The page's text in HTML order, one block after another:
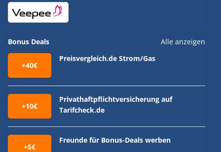
Bonus Deals Alle anzeigen
+40€
Preisvergleich.de Strom/Gas
+10€
Privathaftpflichtversicherung auf
Tarifcheck.de
+5€
Freunde für Bonus-Deals werben